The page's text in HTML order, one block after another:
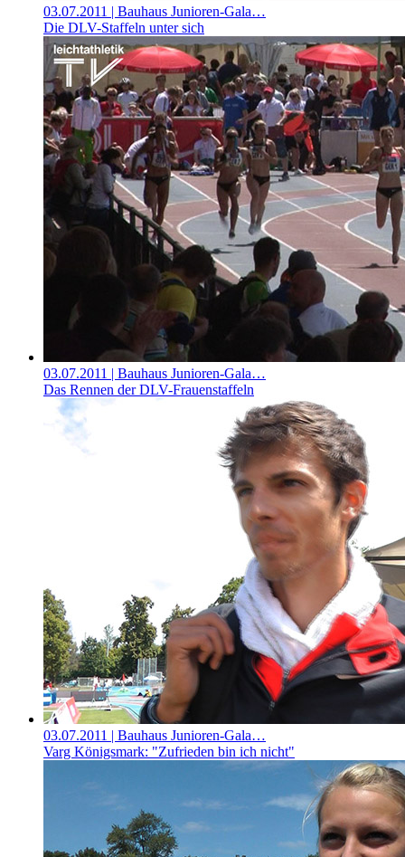
03.07.2011 | Bauhaus Junioren-Gala…
Die DLV-Staffeln unter sich
03.07.2011 | Bauhaus Junioren-Gala…
Das Rennen der DLV-Frauenstaffeln
03.07.2011 | Bauhaus Junioren-Gala…
Varg Königsmark: "Zufrieden bin ich nicht"